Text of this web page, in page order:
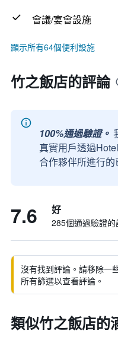
會議/宴會設施
顯示所有64個便利設施
竹之飯店的評論
100%通過驗證。
真實用戶透過
合作夥伴所進行的
7.6 好
285個通過驗證的
沒有找到評論。請移除一
所有篩選以查看評論。
類似竹之飯店的